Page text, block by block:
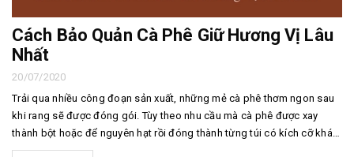
Cách Bảo Quản Cà Phê Giữ Hương Vị Lâu
Nhất
20/07/2020
Trải qua nhiều công đoạn sản xuất, những mẻ cà phê thơm ngon sau
khi rang sẽ được đóng gói. Tùy theo nhu cầu mà cà phê được xay
thành bột hoặc để nguyên hạt rồi đóng thành từng túi có kích cỡ khác
nhau. Vậy làm thế nào để cà phê giữ được hương vị lâu nhất. Cách bảo